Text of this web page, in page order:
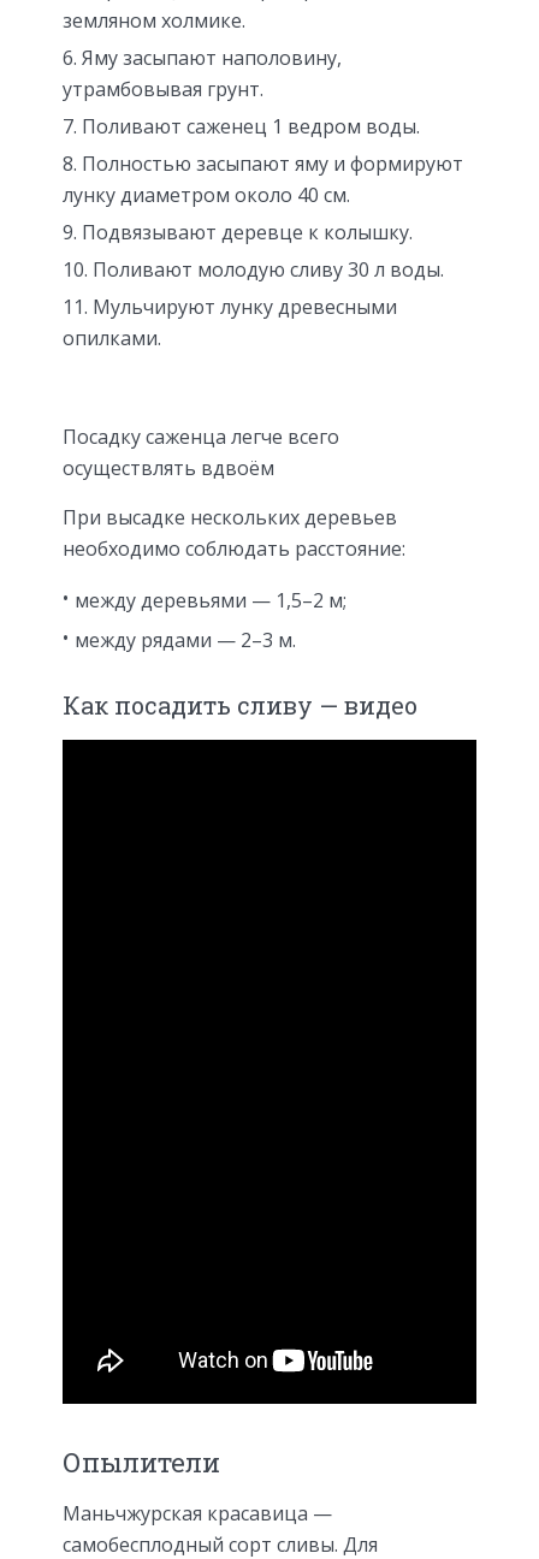
земляном холмике.
Яму засыпают наполовину,
утрамбовывая грунт.
Поливают саженец 1 ведром воды.
Полностью засыпают яму и формируют
лунку диаметром около 40 см.
Подвязывают деревце к колышку.
Поливают молодую сливу 30 л воды.
Мульчируют лунку древесными
опилками.
Посадку саженца легче всего
осуществлять вдвоём
При высадке нескольких деревьев
необходимо соблюдать расстояние:
между деревьями — 1,5–2 м;
между рядами — 2–3 м.
Как посадить сливу — видео
Опылители
Маньчжурская красавица —
самобесплодный сорт сливы. Для